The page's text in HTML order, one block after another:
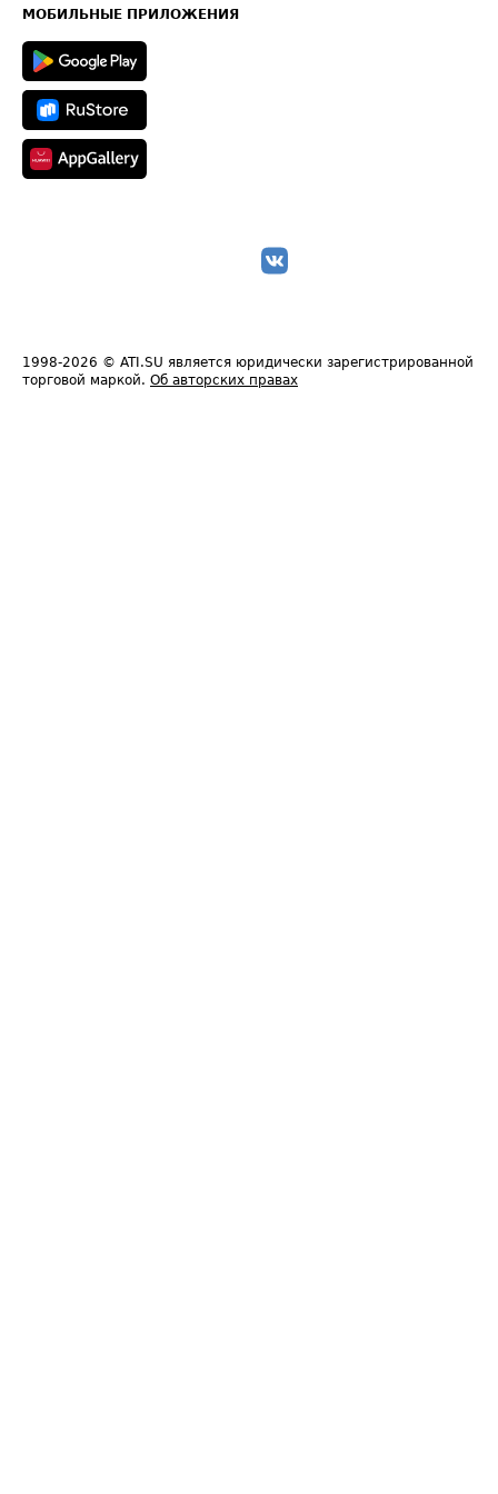
Техническая информация
МОБИЛЬНЫЕ ПРИЛОЖЕНИЯ
1998-2026 © ATI.SU является юридически зарегистрированной
торговой маркой. Об авторских правах